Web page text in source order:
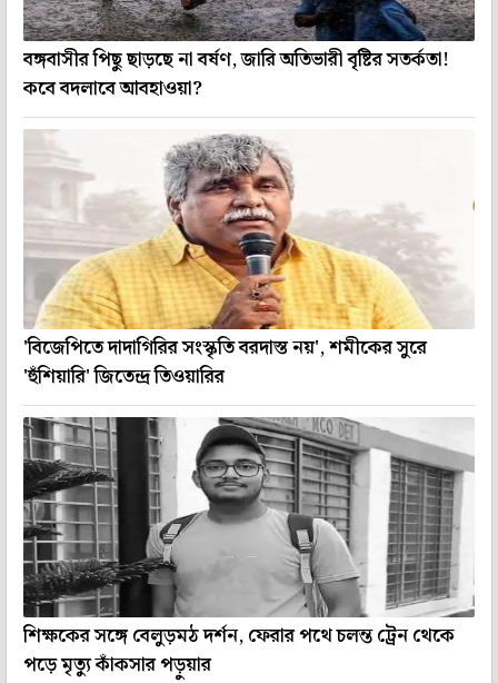
বঙ্গবাসীর পিছু ছাড়ছে না বর্ষণ, জারি অতিভারী বৃষ্টির সতর্কতা!
কবে বদলাবে আবহাওয়া?
'বিজেপিতে দাদাগিরির সংস্কৃতি বরদাস্ত নয়', শমীকের সুরে
'হুঁশিয়ারি' জিতেন্দ্র তিওয়ারির
শিক্ষকের সঙ্গে বেলুড়মঠ দর্শন, ফেরার পথে চলন্ত ট্রেন থেকে
পড়ে মৃত্যু কাঁকসার পড়ুয়ার